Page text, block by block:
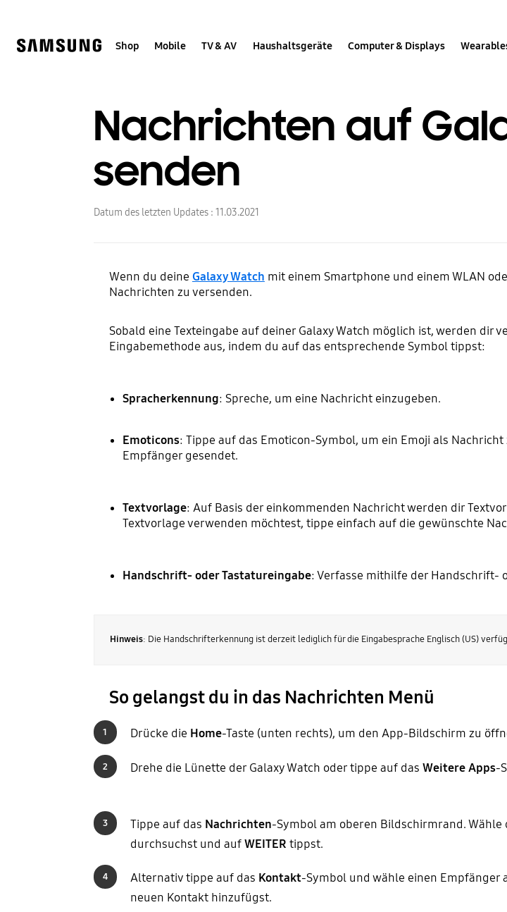
help
Shop Mobile TV & AV Haushaltsgeräte Computer & Displays
Nachrichten auf
senden
Datum des letzten Updates : 11.03.2021
Wenn du deine Galaxy Watch mit einem Smartphone und einem WLAN
Nachrichten zu versenden.
Sobald eine Texteingabe auf deiner Galaxy Watch möglich ist, werden dir
Eingabemethode aus, indem du auf das entsprechende Symbol tippst:
Spracherkennung: Spreche, um eine Nachricht einzugeben.
Emoticons: Tippe auf das Emoticon-Symbol, um ein Emoji als
Empfänger gesendet.
Textvorlage: Auf Basis der einkommenden Nachricht werden dir
Textvorlage verwenden möchtest, tippe einfach auf die gewünschte
Handschrift- oder Tastatureingabe: Verfasse mithilfe der Handschrift-
Hinweis: Die Handschrifterkennung ist derzeit lediglich für die Eingabesprache Englisch (US)
So gelangst du in das Nachrichten Menü
1 Drücke die Home-Taste (unten rechts), um den App-Bildschirm zu
2 Drehe die Lünette der Galaxy Watch oder tippe auf das Weitere Apps-
3 Tippe auf das Nachrichten-Symbol am oberen Bildschirmrand.
durchsuchst und aufWEITER tippst.
4 Alternativ tippe auf das Kontakt-Symbol und wähle einen Empfänger
neuen Kontakt hinzufügst.